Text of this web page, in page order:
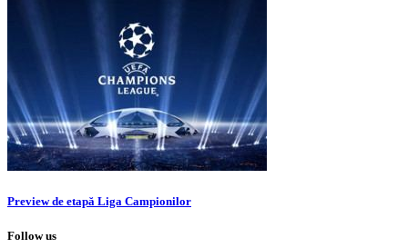
Preview de etapă Liga Campionilor
Follow us